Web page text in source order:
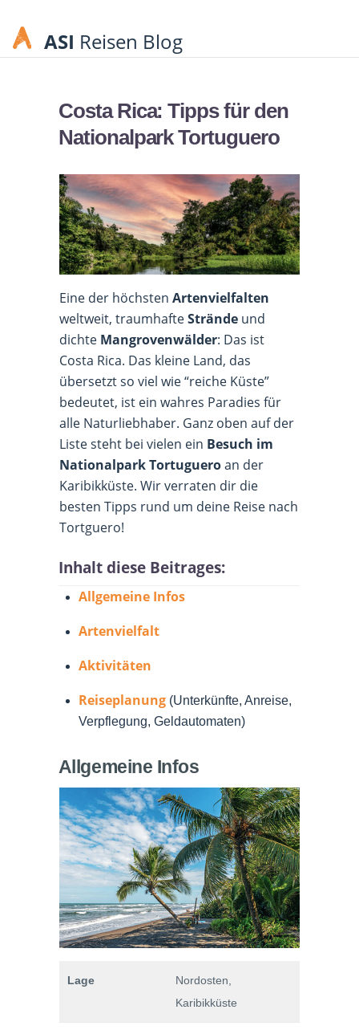
ASI Reisen Blog
Costa Rica: Tipps für den
Nationalpark Tortuguero
Eine der höchsten Artenvielfalten
weltweit, traumhafteStrände und
dichte Mangrovenwälder: Das ist
Costa Rica. Das kleine Land, das
übersetzt so viel wie “reiche Küste”
bedeutet, ist ein wahres Paradies für
alle Naturliebhaber. Ganz oben auf der
Liste steht bei vielen ein Besuch im
Nationalpark Tortugueroan der
Karibikküste. Wir verraten dir die
besten Tipps rund um deine Reise nach
Tortguero!
Inhalt diese Beitrages:
Allgemeine Infos
Artenvielfalt
Aktivitäten
Reiseplanung (Unterkünfte, Anreise,
Verpflegung, Geldautomaten)
Allgemeine Infos
Lage
Nordosten,
Karibikküste